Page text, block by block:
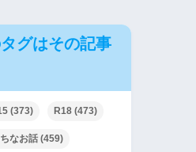
グはその記事
(373) R18 (473)
なお話 (459)